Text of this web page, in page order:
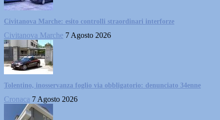
Civitanova Marche: esito controlli straordinari interforze
Civitanova Marche 7 Agosto 2026
Tolentino, inosservanza foglio via obbligatorio: denunciato 34enne
Cronaca 7 Agosto 2026